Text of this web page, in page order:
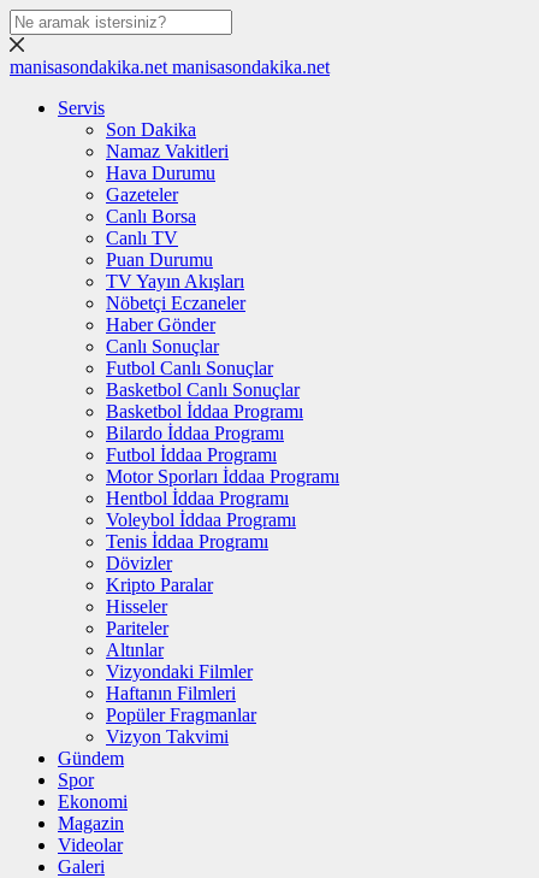
manisasondakika.net manisasondakika.net
Servis
Son Dakika
Namaz Vakitleri
Hava Durumu
Gazeteler
Canlı Borsa
Canlı TV
Puan Durumu
TV Yayın Akışları
Nöbetçi Eczaneler
Haber Gönder
Canlı Sonuçlar
Futbol Canlı Sonuçlar
Basketbol Canlı Sonuçlar
Basketbol İddaa Programı
Bilardo İddaa Programı
Futbol İddaa Programı
Motor Sporları İddaa Programı
Hentbol İddaa Programı
Voleybol İddaa Programı
Tenis İddaa Programı
Dövizler
Kripto Paralar
Hisseler
Pariteler
Altınlar
Vizyondaki Filmler
Haftanın Filmleri
Popüler Fragmanlar
Vizyon Takvimi
Gündem
Spor
Ekonomi
Magazin
Videolar
Galeri